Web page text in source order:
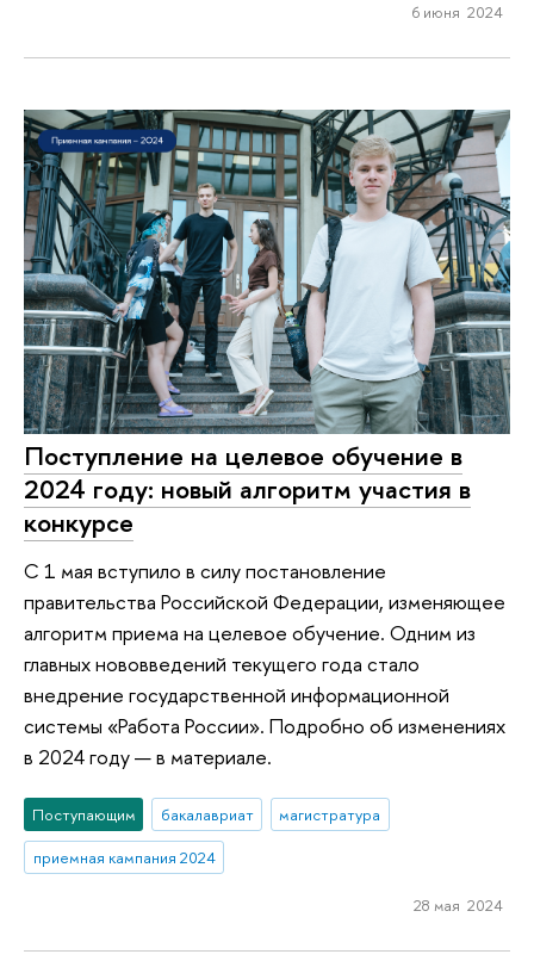
6 июня 2024
Поступление на целевое обучение в
2024 году: новый алгоритм участия в
конкурсе
С 1 мая вступило в силу постановление
правительства Российской Федерации, изменяющее
алгоритм приема на целевое обучение. Одним из
главных нововведений текущего года стало
внедрение государственной информационной
системы «Работа России». Подробно об изменениях
в 2024 году — в материале.
Поступающим бакалавриат
магистратура
приемная кампания 2024
28 мая 2024